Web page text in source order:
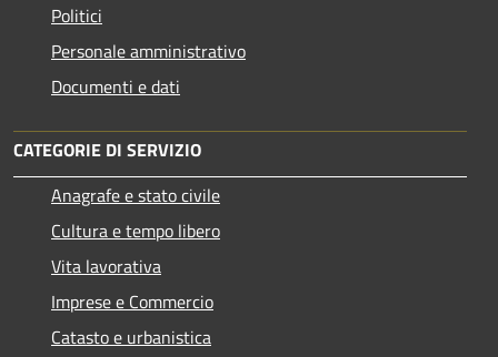
Politici
Personale amministrativo
Documenti e dati
CATEGORIE DI SERVIZIO
Anagrafe e stato civile
Cultura e tempo libero
Vita lavorativa
Imprese e Commercio
Catasto e urbanistica